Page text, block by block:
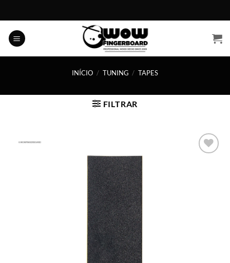
to
content
INÍCIO / TUNING / TAPES
FILTRAR